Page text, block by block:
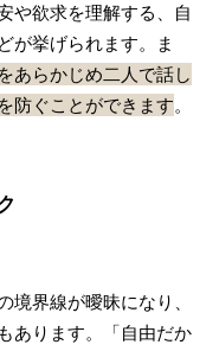
や欲求を理解する、自
が挙げられます。ま
あらかじめ二人で話し
防ぐことができます。
境界線が曖昧になり、
あります。「自由だか